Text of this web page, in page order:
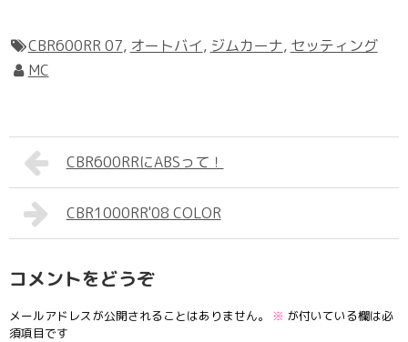
CBR600RR 07, オートバイ, ジムカーナ, セッティング
MC
CBR600RRにABSって！
CBR1000RR'08 COLOR
コメントをどうぞ
メールアドレスが公開されることはありません。 ※ が付いている欄は必
須項目です